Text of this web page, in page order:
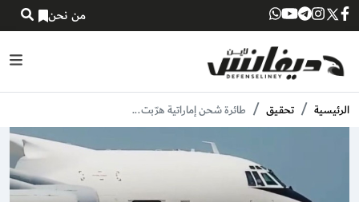
من نحن
الرئيسية تحقـيق طائرة شحن إماراتية هرّبت...